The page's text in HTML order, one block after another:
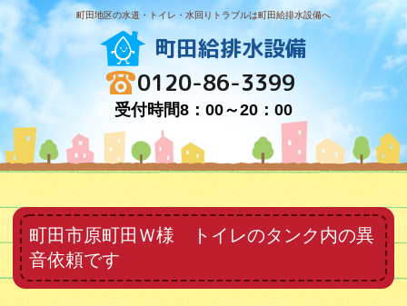
町田地区の水道・トイレ・水回りトラブルは町田給排水設備へ
町田給排水設備
0120-86-3399
受付時間8：00～20：00
町田市原町田Ｗ様 トイレのタンク内の異
音依頼です